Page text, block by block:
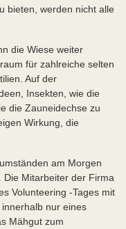
bieten, werden nicht alle
die Wiese weiter
für zahlreiche selten
Auf der
Insekten, wie die
die Zauneidechse zu
Wirkung, die
am Morgen
Die Mitarbeiter der Firma
Volunteering -Tages mit
nur eines
Mähgut zum